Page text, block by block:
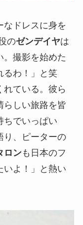
なドレスに身を
のゼンデイヤは
。撮影を始めた
るわ！」と笑
れている。彼ら
らしい旅路を皆
ちでいっぱい
り、ピーターの
ロンも日本のフ
いよ！」と熱い